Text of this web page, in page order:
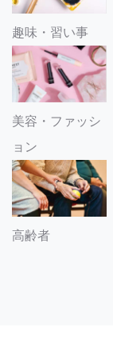
趣味・習い事
美容・ファッシ
ョン
高齢者